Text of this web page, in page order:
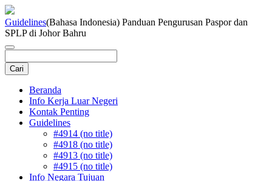
Guidelines(Bahasa Indonesia) Panduan Pengurusan Paspor dan
SPLP di Johor Bahru
Beranda
Info Kerja Luar Negeri
Kontak Penting
Guidelines
#4914 (no title)
#4918 (no title)
#4913 (no title)
#4915 (no title)
Info Negara Tujuan